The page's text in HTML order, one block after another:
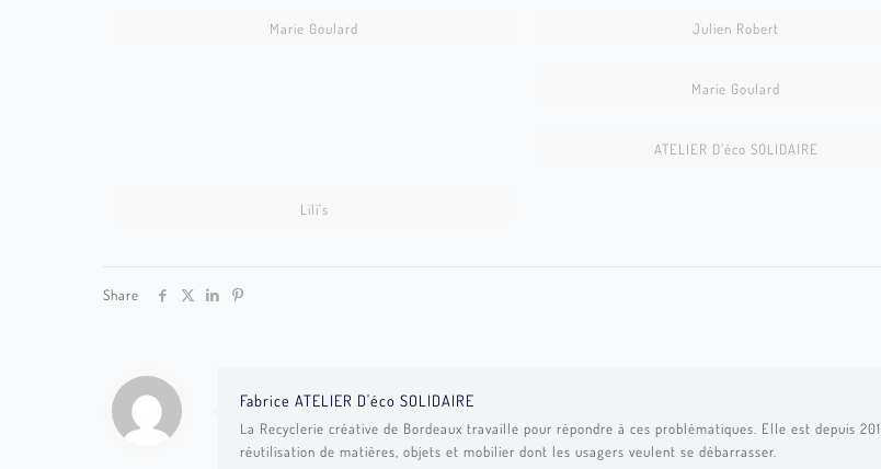
Marie Goulard
Julien Robert
Marie Goulard
ATELIER D’éco SOLIDAIRE
Lili’s
Share
Fabrice ATELIER D'éco SOLIDAIRE
La Recyclerie créative de Bordeaux travaille pour répondre à ces problématiques. Elle est depuis
réutilisation de matières, objets et mobilier dont les usagers veulent se débarrasser.